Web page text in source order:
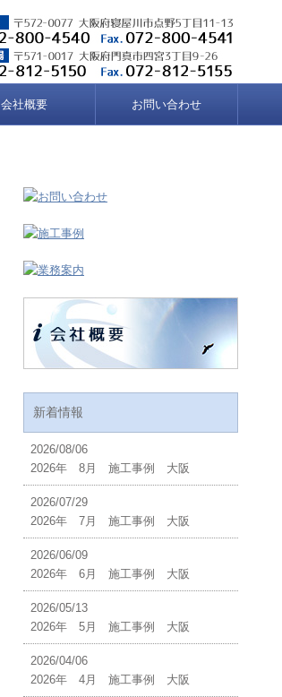
会社概要 お問い合わせ
新着情報
2026/08/06
2026年 8月 施工事例 大阪
2026/07/29
2026年 7月 施工事例 大阪
2026/06/09
2026年 6月 施工事例 大阪
2026/05/13
2026年 5月 施工事例 大阪
2026/04/06
2026年 4月 施工事例 大阪